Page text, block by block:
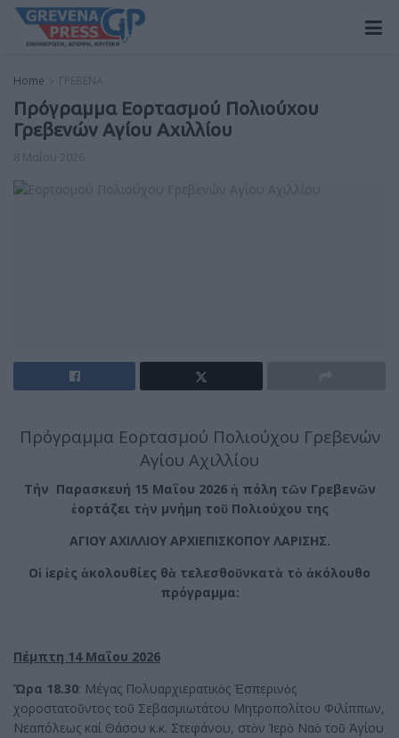
Home ΓΡΕΒΕΝΑ
Πρόγραμμα Εορτασμού Πολιούχου
Γρεβενών Αγίου Αχιλλίου
8 Μαΐου 2026
Πρόγραμμα Εορτασμού Πολιούχου Γρεβενών
Αγίου Αχιλλίου
Τήν Παρασκευή 15 Μαΐου 2026 ἡ πόλη τῶν Γρεβενῶν
ἑορτάζει τὴν μνήμη τοῦ Πολιούχου της
ΑΓΙΟΥ ΑΧΙΛΛΙΟΥ ΑΡΧΙΕΠΙΣΚΟΠΟΥ ΛΑΡΙΣΗΣ.
Οἱ ἱερὲς ἀκολουθίες θὰ τελεσθοῦνκατὰ τὸ ἀκόλουθο
πρόγραμμα:
Πέμπτη 14 Μαΐου 2026
Ὥρα 18.30: Μέγας Πολυαρχιερατικὸς Ἑσπερινὸς
χοροστατοῦντος τοῦ Σεβασμιωτάτου Μητροπολίτου Φιλίππων,
Νεαπόλεως καί Θάσου κ.κ. Στεφάνου, στὸν Ἱερὸ Ναὸ τοῦ Ἁγίου